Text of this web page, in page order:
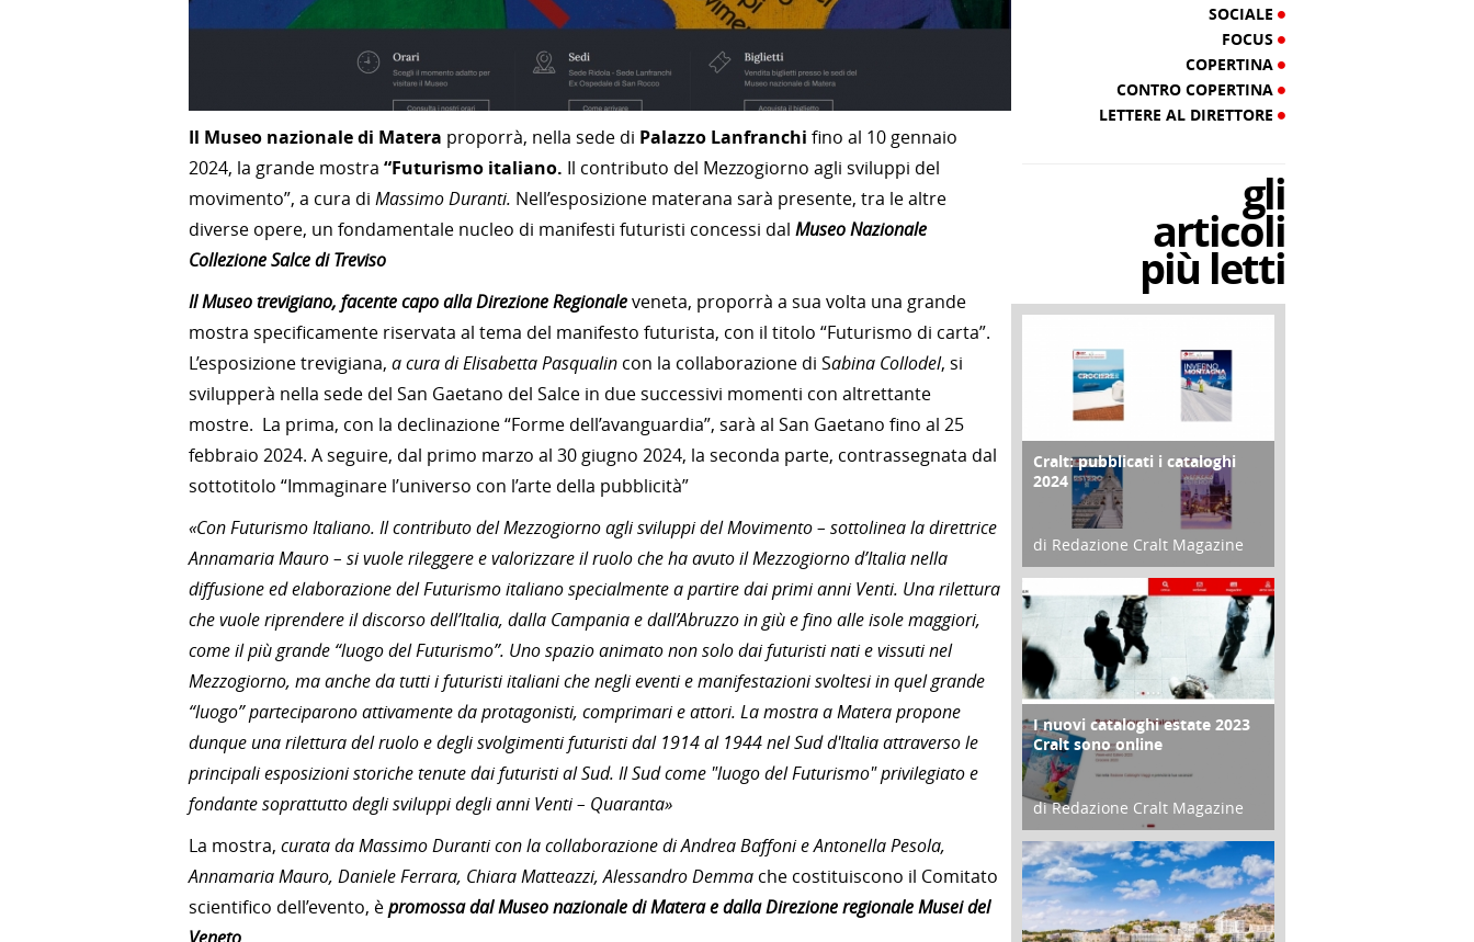
Il Museo nazionale di Matera proporrà, nella sede di Palazzo Lanfranchi fino al 10 gennaio
2024, la grande mostra “Futurismo italiano. Il contributo del Mezzogiorno agli sviluppi del
movimento”, a cura di Massimo Duranti. Nell’esposizione materana sarà presente, tra le altre
diverse opere, un fondamentale nucleo di manifesti futuristi concessi dal Museo Nazionale
Collezione Salce di Treviso
Il Museo trevigiano, facente capo alla Direzione Regionaleveneta, proporrà a sua volta una grande
mostra specificamente riservata al tema del manifesto futurista, con il titolo “Futurismo di carta”.
L’esposizione trevigiana, a cura di Elisabetta Pasqualin con la collaborazione di Sabina Collodel, si
svilupperà nella sede del San Gaetano del Salce in due successivi momenti con altrettante
mostre. La prima, con la declinazione “Forme dell’avanguardia”, sarà al San Gaetano fino al 25
febbraio 2024. A seguire, dal primo marzo al 30 giugno 2024, la seconda parte, contrassegnata dal
sottotitolo “Immaginare l’universo con l’arte della pubblicità”
«Con Futurismo Italiano. Il contributo del Mezzogiorno agli sviluppi del Movimento – sottolinea la direttrice
Annamaria Mauro – si vuole rileggere e valorizzare il ruolo che ha avuto il Mezzogiorno d’Italia nella
diffusione ed elaborazione del Futurismo italiano specialmente a partire dai primi anni Venti. Una rilettura
che vuole riprendere il discorso dell’Italia, dalla Campania e dall’Abruzzo in giù e fino alle isole maggiori,
come il più grande “luogo del Futurismo”. Uno spazio animato non solo dai futuristi nati e vissuti nel
Mezzogiorno, ma anche da tutti i futuristi italiani che negli eventi e manifestazioni svoltesi in quel grande
“luogo” parteciparono attivamente da protagonisti, comprimari e attori. La mostra a Matera propone
dunque una rilettura del ruolo e degli svolgimenti futuristi dal 1914 al 1944 nel Sud d'Italia attraverso le
principali esposizioni storiche tenute dai futuristi al Sud. Il Sud come "luogo del Futurismo" privilegiato e
fondante soprattutto degli sviluppi degli anni Venti – Quaranta»
La mostra, curata da Massimo Duranti con la collaborazione di Andrea Baffoni e Antonella Pesola,
Annamaria Mauro, Daniele Ferrara, Chiara Matteazzi, Alessandro Demma che costituiscono il Comitato
scientifico dell’evento, èpromossa dal Museo nazionale di Matera e dalla Direzione regionale Musei del
SOCIALE
FOCUS
COPERTINA
CONTRO COPERTINA
LETTERE AL DIRETTORE
gli
articoli
più letti
COPERTINA
Cralt: pubblicati i cataloghi
2024
di Redazione Cralt Magazine
21 Novembre 2023
CONTRO COPERTINA
I nuovi cataloghi estate 2023
Cralt sono online
di Redazione Cralt Magazine
07 Marzo 2023